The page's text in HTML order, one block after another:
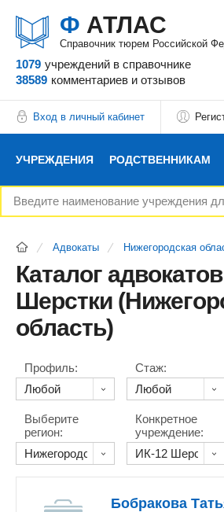
Ф АТЛАС
Справочник тюрем Российской
1079 учреждений в справочнике
38589 комментариев и отзывов
Вход в личный кабинет
УЧРЕЖДЕНИЯ РОДСТВЕННИКАМ
НОВОСТИ БЛОГ АДВОКАТЫ
РЕКЛАМОДАТЕЛЯМ
Адвокаты Нижегородская
Каталог
Шерстки
область)
Профиль: Стаж:
Выберите
регион:
Конкретное
учреждение:
Бобракова